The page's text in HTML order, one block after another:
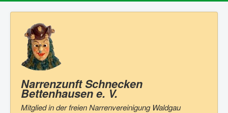
Narrenzunft Schnecken
Bettenhausene. V.
Mitglied in der freien Narrenvereinigung Waldgau